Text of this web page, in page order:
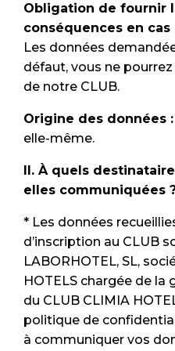
Obligation de fournir
conséquences en
Les données
défaut, vous ne
de notre CLUB.
Origine des données :
elle-même.
II. À quels
elles communiquées
* Les données
d’inscription au CLUB
LABORHOTEL, SL,
HOTELS chargée de
du CLUB CLIMIA
politique de
à communiquer vos